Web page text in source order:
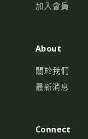
加入會員
About
關於我們
最新消息
Connect